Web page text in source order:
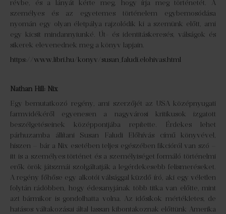
révbe, és a lányát kérte meg, hogy írja meg történetét. A
személyes és az egyetemes történelem egybemosódása
nyomán egy olyan életpálya rajzolódik ki a szemünk előtt, ami
egy kicsit mindannyiunké. Út- és identitáskeresés, válságok és
sikerek elevenednek meg a könyv lapjain.
https://www.libri.hu/konyv/susan_faludi.elohivas.html
Nathan Hill: Nix
Egy bemutatkozó regény, ami szerzőjét az USA középnyugati
farmvidékéről egyenesen a nagyvárosi kritikusok izgatott
beszélgetéseinek középpontjába repítette. Érdekes lehet
párhuzamba állítani Susan Faludi Előhívás című könyvével,
hiszen – bár a Nix esetében teljes egészében fikcióról van szó –
itt is a személyes történet és a személyiséget formáló történelmi
erők örök játszmái szolgáltatják a legérdekesebb felismeréseket.
A regény főhőse egy alkotói válsággal küzdő író, aki egy véletlen
folytán rádöbben, hogy édesanyjának több titka van előtte, mint
azt bármikor is gondolhatta volna. Az idősíkok mértékletes, de
hatásos váltakozásai által lassan kibontakoznak előttünk Amerika